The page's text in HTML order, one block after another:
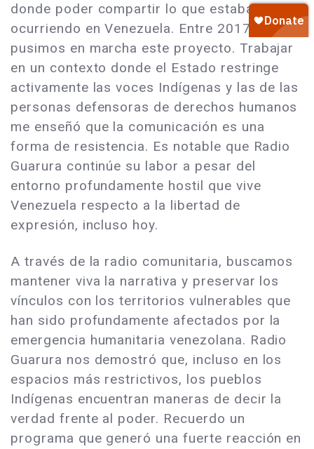
donde poder compartir lo que estaba
ocurriendo en Venezuela. Entre 2017 y 2019
pusimos en marcha este proyecto. Trabajar
en un contexto donde el Estado restringe
activamente las voces Indígenas y las de las
personas defensoras de derechos humanos
me enseñó que la comunicación es una
forma de resistencia. Es notable que Radio
Guarura continúe su labor a pesar del
entorno profundamente hostil que vive
Venezuela respecto a la libertad de
expresión, incluso hoy.
A través de la radio comunitaria, buscamos
mantener viva la narrativa y preservar los
vínculos con los territorios vulnerables que
han sido profundamente afectados por la
emergencia humanitaria venezolana. Radio
Guarura nos demostró que, incluso en los
espacios más restrictivos, los pueblos
Indígenas encuentran maneras de decir la
verdad frente al poder. Recuerdo un
programa que generó una fuerte reacción en